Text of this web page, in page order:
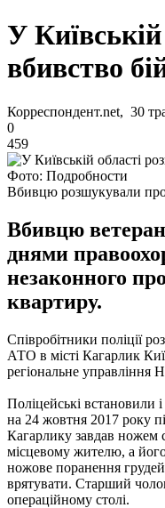
У
вбивство
Корреспондент.net, 30
0
459
Фото: Подробности
Вбивцю розшукували
Вбивцю
днями
незаконного
квартиру.
Співробітники поліції
АТО в місті Кагарлик
регіональне управління
Поліцейські встановили
на 24 жовтня 2017 року
Кагарлику завдав ножем
місцевому жителю, а
ножове поранення
врятувати. Старший
операційному столі.